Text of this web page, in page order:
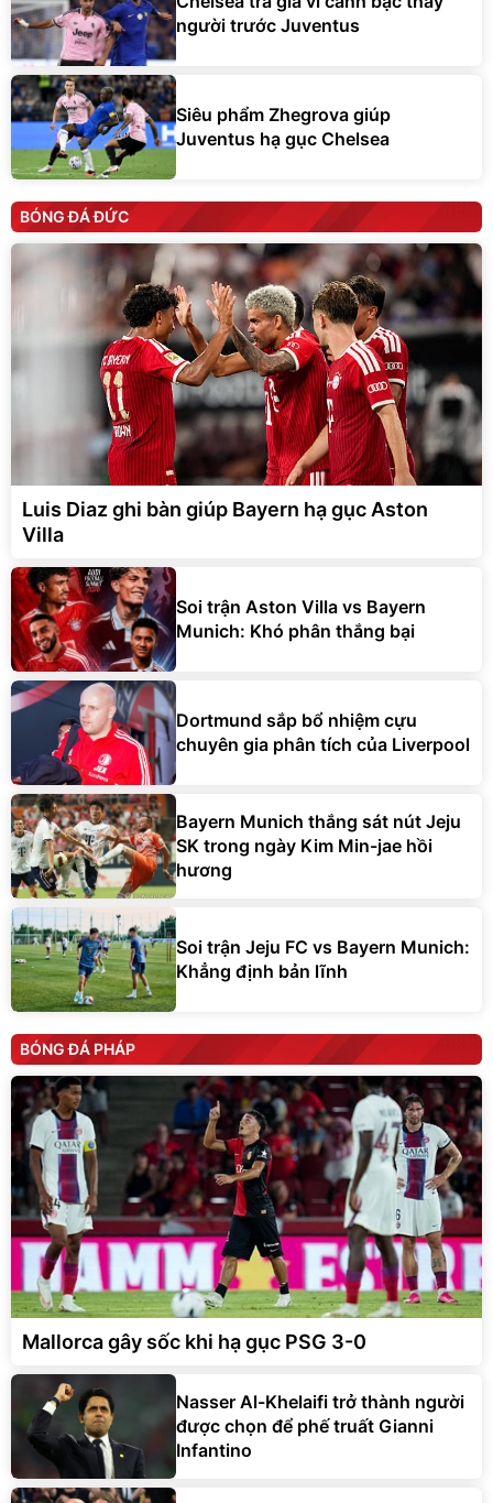
người trước Juventus
Siêu phẩm Zhegrova giúp
Juventus hạ gục Chelsea
BÓNG ĐÁ ĐỨC
Luis Diaz ghi bàn giúp Bayern hạ gục Aston
Villa
Soi trận Aston Villa vs Bayern
Munich: Khó phân thắng bại
Dortmund sắp bổ nhiệm cựu
chuyên gia phân tích của Liverpool
Bayern Munich thắng sát nút Jeju
SK trong ngày Kim Min-jae hồi
hương
Soi trận Jeju FC vs Bayern Munich:
Khẳng định bản lĩnh
BÓNG ĐÁ PHÁP
Mallorca gây sốc khi hạ gục PSG 3-0
Nasser Al-Khelaifi trở thành người
được chọn để phế truất Gianni
Infantino